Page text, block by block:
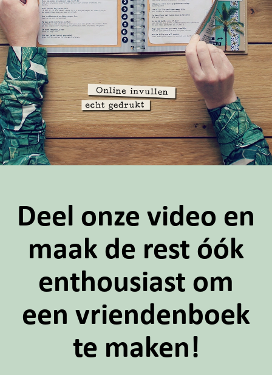
Deel onze video en
maak de rest óók
enthousiast om
een vriendenboek
te maken!